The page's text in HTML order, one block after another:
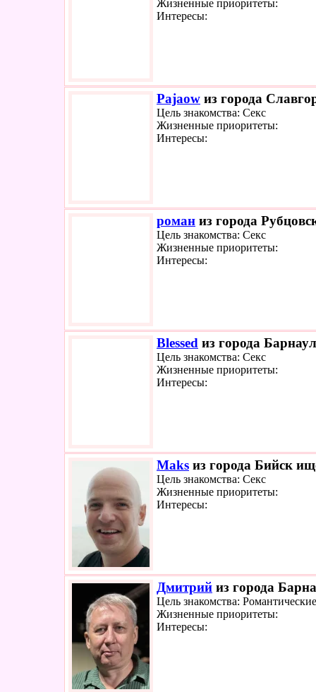
Жизненные приоритеты:
Интересы:
Pajaow из города
Цель знакомства: Секс
Жизненные приоритеты:
Интересы:
роман из города
Цель знакомства: Секс
Жизненные приоритеты:
Интересы:
Blessed из города
Цель знакомства: Секс
Жизненные приоритеты:
Интересы:
Maks из города Бийск
Цель знакомства: Секс
Жизненные приоритеты:
Интересы:
Дмитрий из города
Цель знакомства:
Жизненные приоритеты:
Интересы: